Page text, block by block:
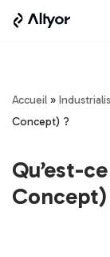
Accueil »
Concept) ?
Qu’est-
Concept)